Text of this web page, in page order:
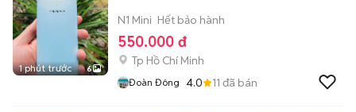
1 phút trước 6
N1 Mini Hết bảo hành
550.000 đ
Tp Hồ Chí Minh
Đoàn Đông 4.0 11 đã bán